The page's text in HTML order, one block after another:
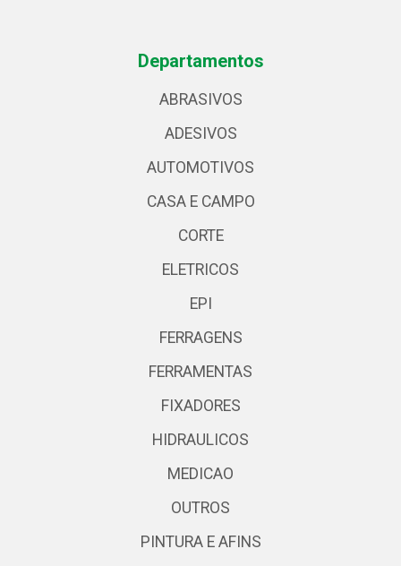
Departamentos
ABRASIVOS
ADESIVOS
AUTOMOTIVOS
CASA E CAMPO
CORTE
ELETRICOS
EPI
FERRAGENS
FERRAMENTAS
FIXADORES
HIDRAULICOS
MEDICAO
OUTROS
PINTURA E AFINS